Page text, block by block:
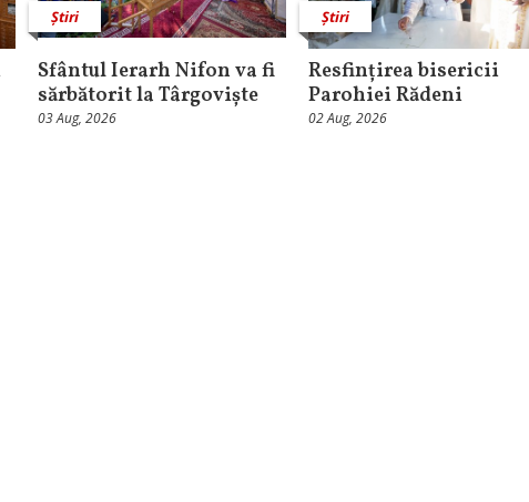
Știri
Sfântul Ierarh Nifon va fi
sărbătorit la Târgoviște
03 Aug, 2026
Știri
Resfințirea bisericii
Parohiei Rădeni
02 Aug, 2026